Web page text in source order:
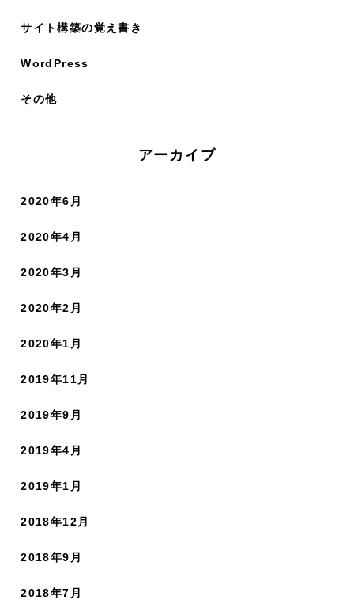
サイト構築の覚え書き
WordPress
その他
アーカイブ
2020年6月
2020年4月
2020年3月
2020年2月
2020年1月
2019年11月
2019年9月
2019年4月
2019年1月
2018年12月
2018年9月
2018年7月